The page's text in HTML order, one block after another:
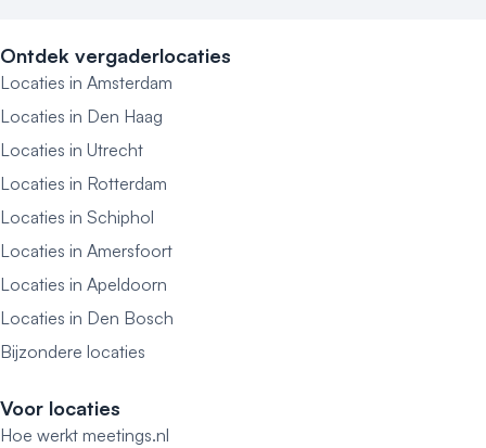
Ontdek vergaderlocaties
Locaties in Amsterdam
Locaties in Den Haag
Locaties in Utrecht
Locaties in Rotterdam
Locaties in Schiphol
Locaties in Amersfoort
Locaties in Apeldoorn
Locaties in Den Bosch
Bijzondere locaties
Voor locaties
Hoe werkt meetings.nl